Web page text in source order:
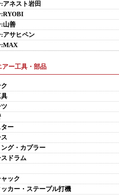
アネスト岩田
:RYOBI
:山善
アサヒペン
:MAX
アー工具・部品
具
ー
グ・カプラー
ドラム
ック
カー・ステープル打機